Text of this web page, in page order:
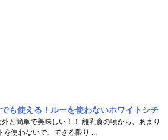
も使える！ルーを使わないホワイトシチ
外と簡単で美味しい！！ 離乳食の頃から、あまり
を使わないで、できる限り ...